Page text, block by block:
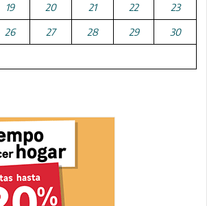
19 20 21 22 23
26 27 28 29 30